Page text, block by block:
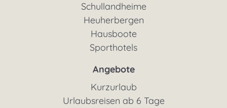
Schullandheime
Heuherbergen
Hausboote
Sporthotels
Angebote
Kurzurlaub
Urlaubsreisen ab 6 Tage